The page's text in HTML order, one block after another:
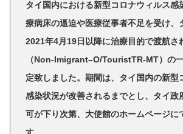
タイ国内における新型コロナウィルス感
療病床の逼迫や医療従事者不足を受け、
2021年4月19日以降に治療目的で渡航さ
（Non-Imigrant–O/TouristTR-MT）の
定致しました。期間は、タイ国内の新型
感染状況が改善されるまでとし、タイ政
可が下り次第、大使館のホームページに
す。